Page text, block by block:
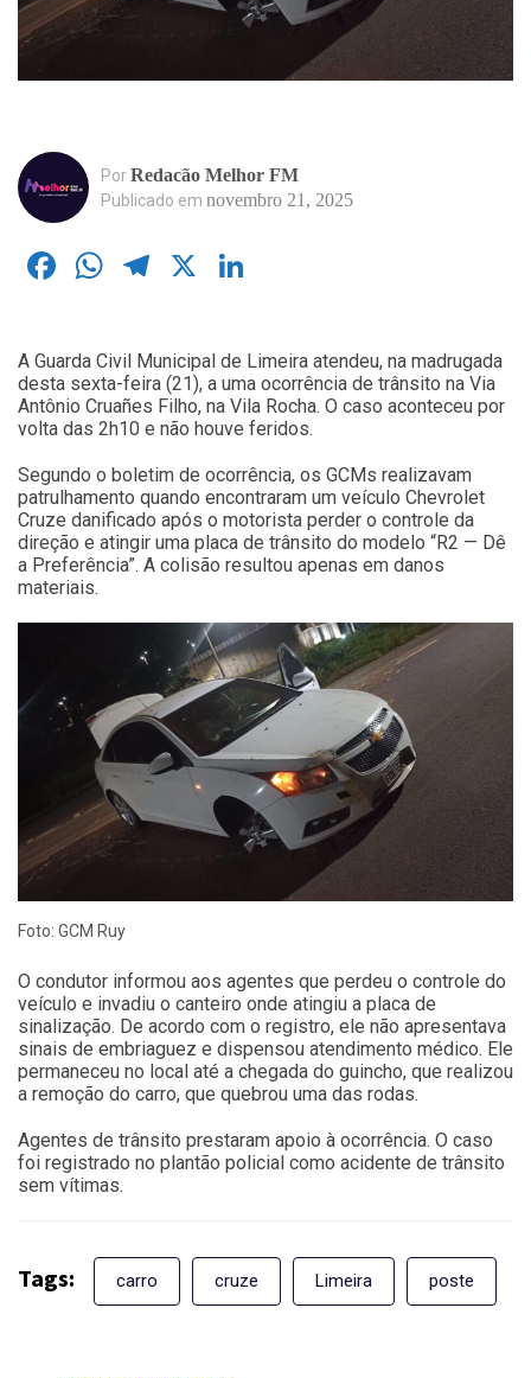
PorRedacão Melhor FM
Publicado em novembro 21, 2025
Facebook
WhatsApp
Telegram
X
A Guarda Civil Municipal de Limeira atendeu, na madrugada
desta sexta-feira (21), a uma ocorrência de trânsito na Via
Antônio Cruañes Filho, na Vila Rocha. O caso aconteceu por
volta das 2h10 e não houve feridos.
Segundo o boletim de ocorrência, os GCMs realizavam
patrulhamento quando encontraram um veículo Chevrolet
Cruze danificado após o motorista perder o controle da
direção e atingir uma placa de trânsito do modelo “R2 — Dê
a Preferência”. A colisão resultou apenas em danos
materiais.
Foto: GCM Ruy
O condutor informou aos agentes que perdeu o controle do
veículo e invadiu o canteiro onde atingiu a placa de
sinalização. De acordo com o registro, ele não apresentava
sinais de embriaguez e dispensou atendimento médico. Ele
permaneceu no local até a chegada do guincho, que realizou
a remoção do carro, que quebrou uma das rodas.
Agentes de trânsito prestaram apoio à ocorrência. O caso
foi registrado no plantão policial como acidente de trânsito
sem vítimas.
Tags: carro cruze Limeira poste